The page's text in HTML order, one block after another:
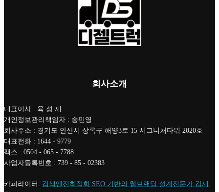
회사소개
대표이사 : 육 성 재
개인정보관리책임자 : 송민영
회사주소 : 경기도 안산시 상록구 해양3로 15 시그니처타워 2020호
대표전화 : 1644 - 9779
팩스 : 0504 - 065 - 7788
사업자등록번호 : 739 - 85 - 02383
카피라이터: 검색엔진최적화 SEO 기반의 웹브랜딩 설계전문가 김재